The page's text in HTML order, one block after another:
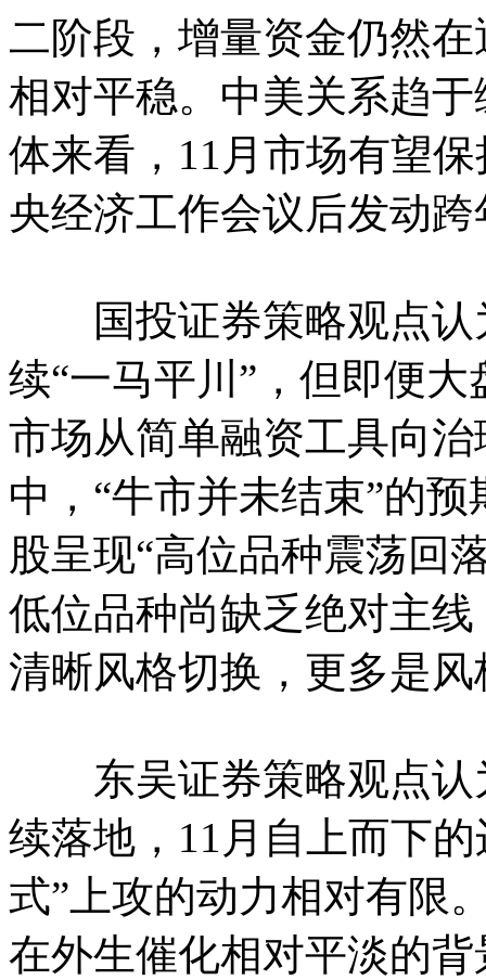
二阶段，增量资金仍然
相对平稳。中美关系趋
体来看，11月市场有望
央经济工作会议后发动
国投证券策略观点认
续“一马平川”，但即便
市场从简单融资工具向
中，“牛市并未结束”的
股呈现“高位品种震荡回
低位品种尚缺乏绝对主
清晰风格切换，更多是
东吴证券策略观点认
续落地，11月自上而下
式”上攻的动力相对有限
在外生催化相对平淡的